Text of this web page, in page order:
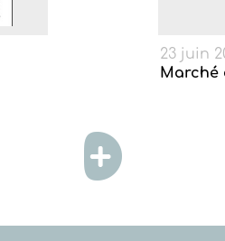
23 juin
Marché